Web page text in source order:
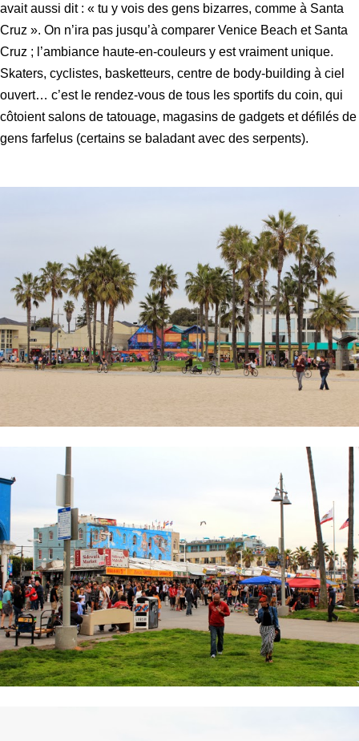
avait aussi dit : « tu y vois des gens bizarres, comme à Santa
Cruz ». On n’ira pas jusqu’à comparer Venice Beach et Santa
Cruz ; l’ambiance haute-en-couleurs y est vraiment unique.
Skaters, cyclistes, basketteurs, centre de body-building à ciel
ouvert… c’est le rendez-vous de tous les sportifs du coin, qui
côtoient salons de tatouage, magasins de gadgets et défilés de
gens farfelus (certains se baladant avec des serpents).